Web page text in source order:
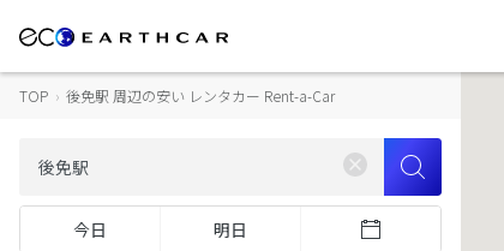
TOP › 後免駅 周辺の安い レンタカー Rent-a-Car
今日 明日